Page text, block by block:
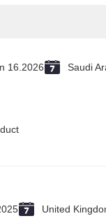
Saudi
16.2026
United